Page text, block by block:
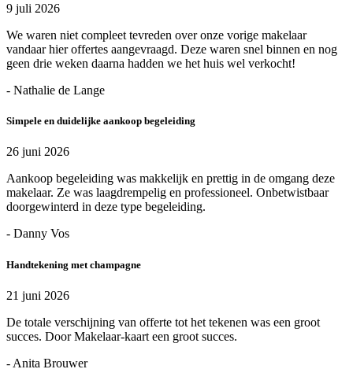
9 juli 2026
We waren niet compleet tevreden over onze vorige makelaar
vandaar hier offertes aangevraagd. Deze waren snel binnen en nog
geen drie weken daarna hadden we het huis wel verkocht!
- Nathalie de Lange
Simpele en duidelijke aankoop begeleiding
26 juni 2026
Aankoop begeleiding was makkelijk en prettig in de omgang deze
makelaar. Ze was laagdrempelig en professioneel. Onbetwistbaar
doorgewinterd in deze type begeleiding.
- Danny Vos
Handtekening met champagne
21 juni 2026
De totale verschijning van offerte tot het tekenen was een groot
succes. Door Makelaar-kaart een groot succes.
- Anita Brouwer